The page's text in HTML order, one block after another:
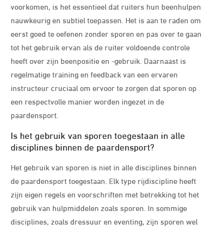
voorkomen, is het essentieel dat ruiters hun beenhulpen
nauwkeurig en subtiel toepassen. Het is aan te raden om
eerst goed te oefenen zonder sporen en pas over te gaan
tot het gebruik ervan als de ruiter voldoende controle
heeft over zijn beenpositie en -gebruik. Daarnaast is
regelmatige training en feedback van een ervaren
instructeur cruciaal om ervoor te zorgen dat sporen op
een respectvolle manier worden ingezet in de
paardensport.
Is het gebruik van sporen toegestaan in alle
disciplines binnen de paardensport?
Het gebruik van sporen is niet in alle disciplines binnen
de paardensport toegestaan. Elk type rijdiscipline heeft
zijn eigen regels en voorschriften met betrekking tot het
gebruik van hulpmiddelen zoals sporen. In sommige
disciplines, zoals dressuur en eventing, zijn sporen wel